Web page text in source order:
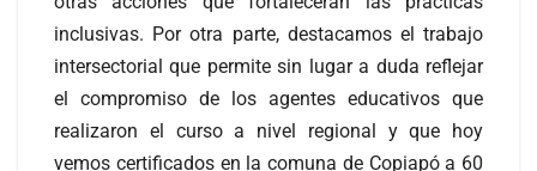
inclusivas. Por otra parte, destacamos el trabajo
intersectorial que permite sin lugar a duda reflejar
el compromiso de los agentes educativos que
realizaron el curso a nivel regional y que hoy
vemos certificados en la comuna de Copiapó a 60